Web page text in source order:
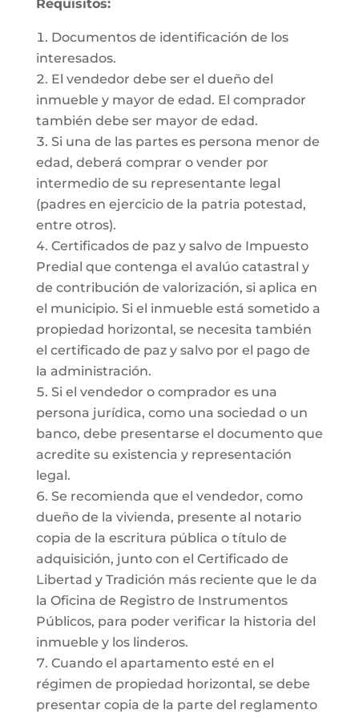
Requisitos:
Documentos de identificación de los
interesados.
El vendedor debe ser el dueño del
inmueble y mayor de edad. El comprador
también debe ser mayor de edad.
Si una de las partes es persona menor de
edad, deberá comprar o vender por
intermedio de su representante legal
(padres en ejercicio de la patria potestad,
entre otros).
Certificados de paz y salvo de Impuesto
Predial que contenga el avalúo catastral y
de contribución de valorización, si aplica en
el municipio. Si el inmueble está sometido a
propiedad horizontal, se necesita también
el certificado de paz y salvo por el pago de
la administración.
Si el vendedor o comprador es una
persona jurídica, como una sociedad o un
banco, debe presentarse el documento que
acredite su existencia y representación
legal.
Se recomienda que el vendedor, como
dueño de la vivienda, presente al notario
copia de la escritura pública o título de
adquisición, junto con el Certificado de
Libertad y Tradición más reciente que le da
la Oficina de Registro de Instrumentos
Públicos, para poder verificar la historia del
inmueble y los linderos.
Cuando el apartamento esté en el
régimen de propiedad horizontal, se debe
presentar copia de la parte del reglamento